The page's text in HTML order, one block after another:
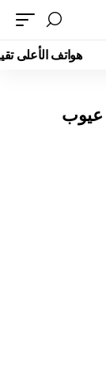
هواتف الأعلى
سعر ومواصفات ZTE Blade A52 عيوب